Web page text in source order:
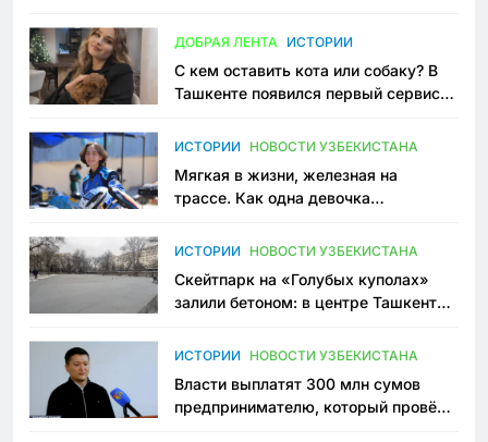
ДОБРАЯ ЛЕНТА ИСТОРИИ
С кем оставить кота или собаку? В
Ташкенте появился первый сервис
ИСТОРИИ НОВОСТИ УЗБЕКИСТАНА
Мягкая в жизни, железная на
трассе. Как одна девочка
Узбекистане
ИСТОРИИ НОВОСТИ УЗБЕКИСТАНА
Скейтпарк на «Голубых куполах»
залили бетоном: в центре Ташкента
пространство
ИСТОРИИ НОВОСТИ УЗБЕКИСТАНА
Власти выплатят 300 млн сумов
предпринимателю, который провёл